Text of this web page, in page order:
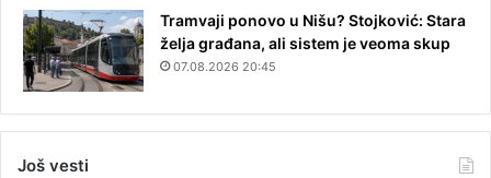
Tramvaji ponovo u Nišu? Stojković: Stara
želja građana, ali sistem je veoma skup
07.08.2026 20:45
Još vesti